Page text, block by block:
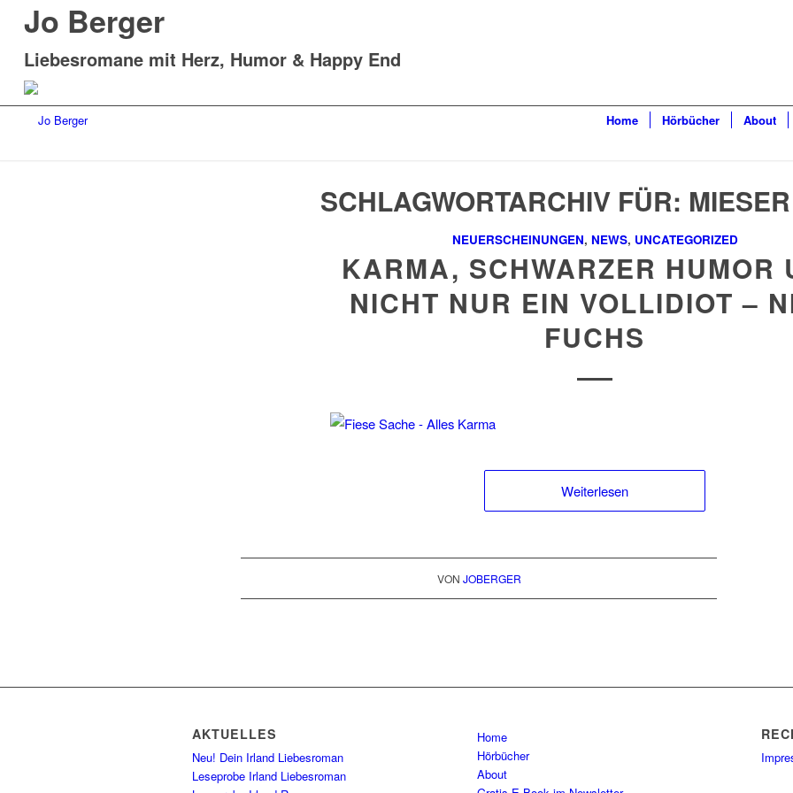
Jo Berger
Liebesromane mit Herz, Humor & Happy End
Home Hörbücher About
SCHLAGWORTARCHIV FÜR:
NEUERSCHEINUNGEN, NEWS, UNCATEGORIZED
KARMA, SCHWARZER HUMOR
NICHT NUR EIN VOLLIDIOT –
FUCHS
Weiterlesen
VON JOBERGER
AKTUELLES
Neu! Dein Irland Liebesroman
Leseprobe Irland Liebesroman
Home
Hörbücher
About